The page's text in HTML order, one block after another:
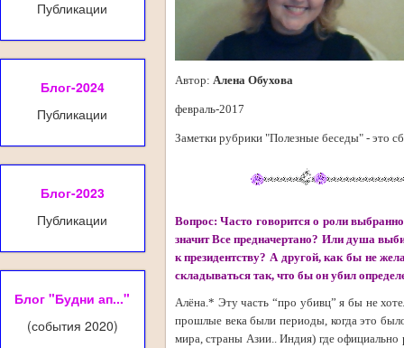
Публикации
Блог-2024
Публикации
Блог-2023
Публикации
Блог "Будни ап..."
(события 2020)
Автор: Алена Обухова
февраль-2017
Заметки рубрики "Полезные беседы" - это
Вопрос: Часто говорится о роли
значит Все предначертано? Или душа
к президентству? А другой, как бы не
складываться так, что бы он убил
Алёна.* Эту часть “про убивц” я бы не
прошлые века были периоды, когда это
мира, страны Азии.. Индия) где официально